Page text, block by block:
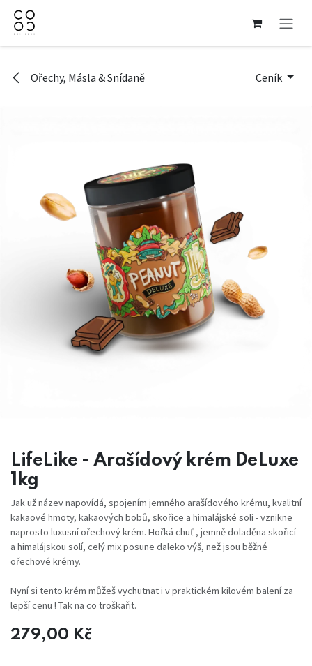
Přejít na obsah
Ořechy, Másla & Snídaně Ceník
LifeLike - Arašídový krém DeLuxe
1kg
Jak už název napovídá, spojením jemného araší­dového krému, kvalitní
kakaové hmoty, kakaových bobů, skořice a hi­malájské soli - vznikne
naprosto luxusní ořechový krém. Hořká chuť , jemně doladěna skořicí
a himalájskou solí, celý mix posune daleko výš, než jsou běžné
ořechové krémy.
Nyní si tento krém můžeš vychutnat i v praktickém kilovém balení za
lepší cenu ! Tak na co troškařit.
279,00 Kč